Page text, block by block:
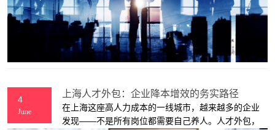
4
June
上海人才外包：企业降本增效的务实路径
在上海这座高人力成本的一线城市，越来越多的企业
发现——不是所有岗位都需要自己养人。人才外包，